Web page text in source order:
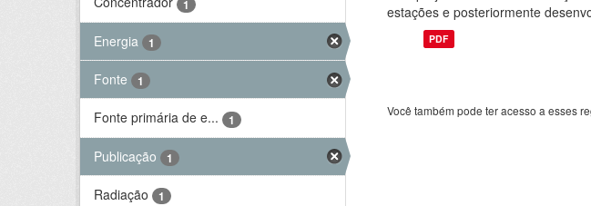
1
Energia 1
Fonte 1
Fonte primária de e... 1
Publicação 1
Radiação 1
estações e posteriormente
PDF
Você também pode ter acesso a esses